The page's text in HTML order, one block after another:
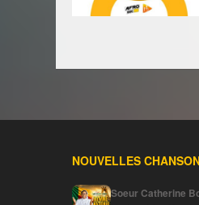
NOUVELLES
Soeur Catherine